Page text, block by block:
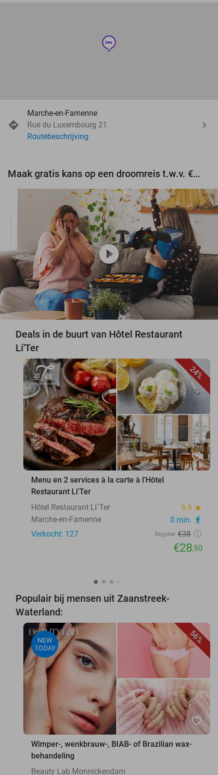
hotel
Marche-en-Famenne
Rue du Luxembourg 21
Routebeschrijving
Maak gratis kans op een droomreis t.w.v. €3.000!
play_circle
Deals in de buurt van Hôtel Restaurant
Li'Ter
24%
favorite_border
Menu en 2 services à la carte à l'Hôtel
Restaurant Li'Ter
Hôtel Restaurant Li´Ter
9.9 star
Marche-en-Famenne 0 min. directions_walk
Verkocht: 127 Regulier €38
€28,90
Populair bij mensen uit Zaanstreek-
Waterland:
56%
NEW
TODAY
favorite_border
Wimper-, wenkbrauw-, BIAB- of Brazilian wax-
behandeling
Beauty Lab Monnickendam